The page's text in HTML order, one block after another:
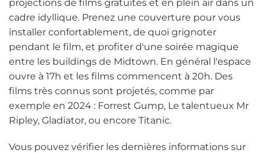
projections de films gratuites et en plein air dans un
cadre idyllique. Prenez une couverture pour vous
installer confortablement, de quoi grignoter
pendant le film, et profiter d'une soirée magique
entre les buildings de Midtown. En général l'espace
ouvre à 17h et les films commencent à 20h. Des
films très connus sont projetés, comme par
exemple en 2024 : Forrest Gump, Le talentueux Mr
Ripley, Gladiator, ou encore Titanic.
Vous pouvez vérifier les dernières informations sur